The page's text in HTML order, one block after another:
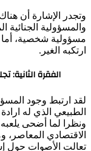
وتجدر الإشارة أن
والمسؤولية الجنائية
مسؤولية شخصية، أما
ارتكبه الغير.
الفقرة الثانية:
لقد ارتبط وجود
الطبيعي الذي له
ونظرا لما أضحى
الاقتصادي
تعالت الأصوات حول